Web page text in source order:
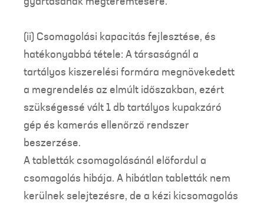
(ii) Csomagolási kapacitás fejlesztése, és
hatékonyabbá tétele: A társaságnál a
tartályos kiszerelési formára megnövekedett
a megrendelés az elmúlt időszakban, ezért
szükségessé vált 1 db tartályos kupakzáró
gép és kamerás ellenőrző rendszer
beszerzése.
A tabletták csomagolásánál előfordul a
csomagolás hibája. A hibátlan tabletták nem
kerülnek selejtezésre, de a kézi kicsomagolás